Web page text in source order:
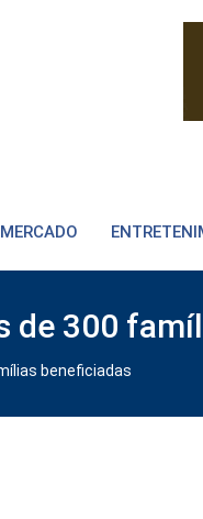
MERCADO
de 300
beneficiadas